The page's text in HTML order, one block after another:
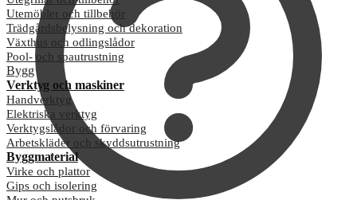
Utemöbler och tillbehör
Trädgårdsbelysning och dekoration
Växthus och odlingslådor
Pool- och spautrustning
Bygg
Verktyg och maskiner
Handverktyg
Elektriska verktyg
Verktygslådor och förvaring
Arbetskläder och skyddsutrustning
Byggmaterial
Virke och plattor
Gips och isolering